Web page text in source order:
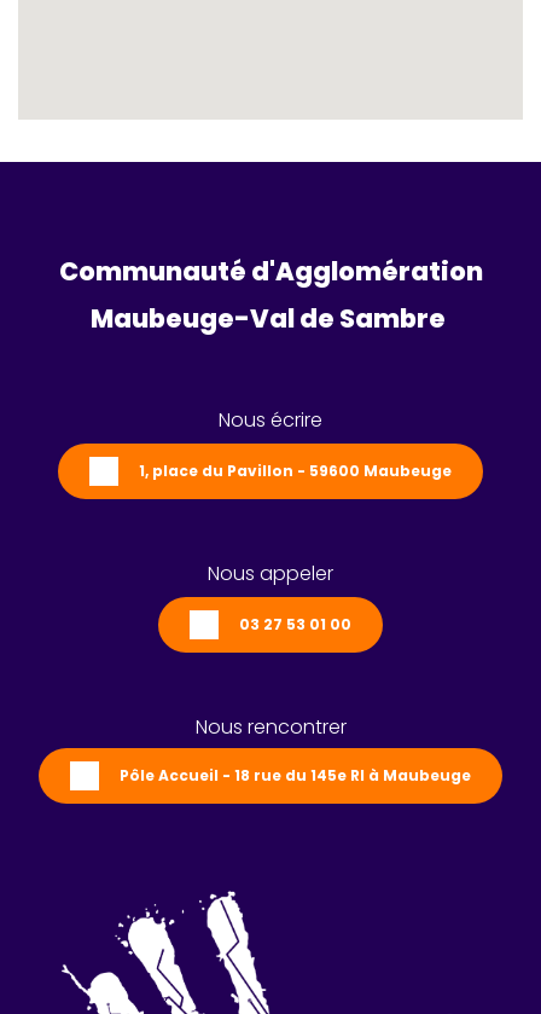
Communauté d'Agglomération
Maubeuge-Val de Sambre
Nous écrire
1, place du Pavillon - 59600 Maubeuge
Nous appeler
03 27 53 01 00
Nous rencontrer
Pôle Accueil - 18 rue du 145e RI à Maubeuge